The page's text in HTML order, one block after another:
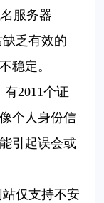
服务器
缺乏有效的
稳定。
2011个证
个人身份信
引起误会或
仅支持不安